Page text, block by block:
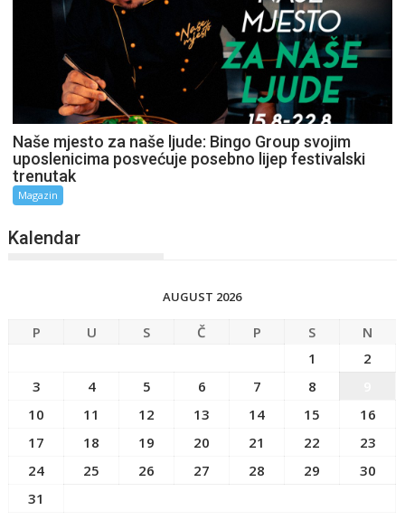
Naše mjesto za naše ljude: Bingo Group svojim
uposlenicima posvećuje posebno lijep festivalski
trenutak
Magazin
Kalendar
AUGUST 2026
P U S Č P S
N
1
2
3
4 5 6 7 8
10
11 12 13 14 15
16
17
18 19 20 21 22
23
24
25 26 27 28 29
30
31